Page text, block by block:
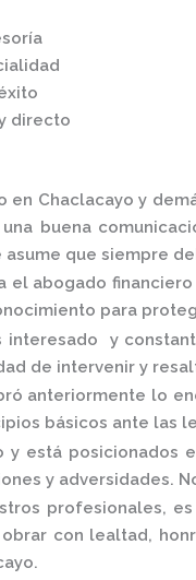
directo
en Chaclacayoy
buena
que siempre
el abogado
para
interesado y
de intervenir y
anteriormente lo
básicos ante las
y está posicionados
y adversidades.
profesionales,
con lealtad,